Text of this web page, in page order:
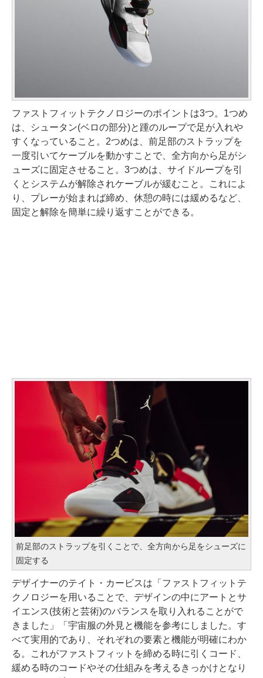
ファストフィットテクノロジーのポイントは3つ。1つめ
は、シュータン(ベロの部分)と踵のループで足が入れや
すくなっていること。2つめは、前足部のストラップを
一度引いてケーブルを動かすことで、全方向から足がシ
ューズに固定させること。3つめは、サイドループを引
くとシステムが解除されケーブルが緩むこと。これによ
り、プレーが始まれば締め、休憩の時には緩めるなど、
固定と解除を簡単に繰り返すことができる。
前足部のストラップを引くことで、全方向から足をシューズに
固定する
デザイナーのテイト・カービスは「ファストフィットテ
クノロジーを用いることで、デザインの中にアートとサ
イエンス(技術と芸術)のバランスを取り入れることがで
きました」「宇宙服の外見と機能を参考にしました。す
べて実用的であり、それぞれの要素と機能が明確にわか
る。これがファストフィットを締める時に引くコード、
緩める時のコードやその仕組みを考えるきっかけとなり